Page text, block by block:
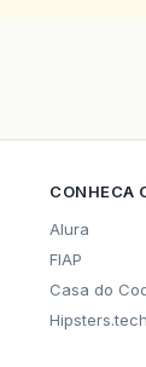
CONHECA
Alura
FIAP
Casa do
Hipsters.tech